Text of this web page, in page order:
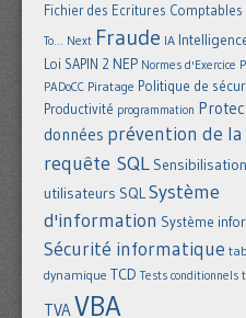
Fichier des Ecritures Comptables
To... Next Fraude IA
Loi SAPIN 2 NEP Normes d'Exercice
PADoCC Piratage Politique de
Productivité programmation
données prévention de
requête SQL
utilisateurs SQLSystème
d'information Système
Sécurité informatique
dynamique TCD Tests conditionnels
TVAVBA